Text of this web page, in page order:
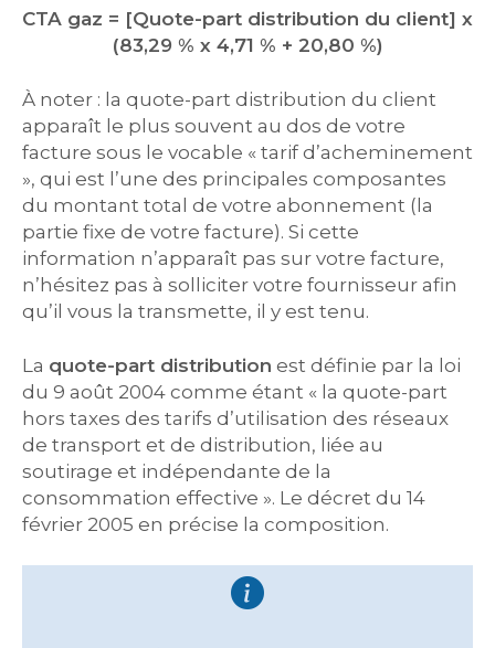
CTA gaz = [Quote-part distribution du client] x
(83,29 % x 4,71 % + 20,80 %)
À noter : la quote-part distribution du client
apparaît le plus souvent au dos de votre
facture sous le vocable « tarif d’acheminement
», qui est l’une des principales composantes
du montant total de votre abonnement (la
partie fixe de votre facture). Si cette
information n’apparaît pas sur votre facture,
n’hésitez pas à solliciter votre fournisseur afin
qu’il vous la transmette, il y est tenu.
La quote-part distribution est définie par la loi
du 9 août 2004 comme étant « la quote-part
hors taxes des tarifs d’utilisation des réseaux
de transport et de distribution, liée au
soutirage et indépendante de la
consommation effective ». Le décret du 14
février 2005 en précise la composition.